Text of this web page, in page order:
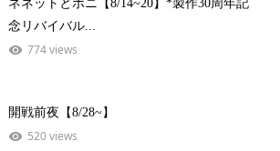
ネネットとボニ【8/14~20】*製作30周年記
念リバイバル...
774 views
開戦前夜【8/28~】
520 views